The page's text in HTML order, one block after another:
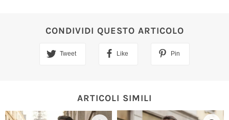
CONDIVIDI QUESTO ARTICOLO
Tweet Like Pin
ARTICOLI SIMILI